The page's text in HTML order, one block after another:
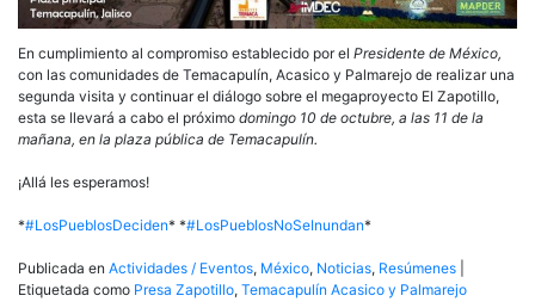
En cumplimiento al compromiso establecido por el Presidente de México,
con las comunidades de Temacapulín, Acasico y Palmarejo de realizar una
segunda visita y continuar el diálogo sobre el megaproyecto El Zapotillo,
esta se llevará a cabo el próximo domingo 10 de octubre, a las 11 de la
mañana, en la plaza pública de Temacapulín.
¡Allá les esperamos!
*#LosPueblosDeciden* *#LosPueblosNoSeInundan*
Publicada en Actividades / Eventos, México, Noticias, Resúmenes
Etiquetada como Presa Zapotillo, Temacapulín Acasico y Palmarejo